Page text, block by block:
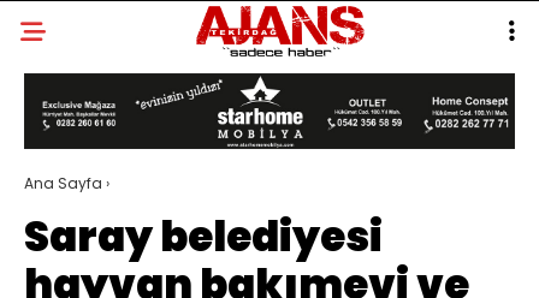
Ana Sayfa ›
Saray belediyesi
hayvan bakımevi ve